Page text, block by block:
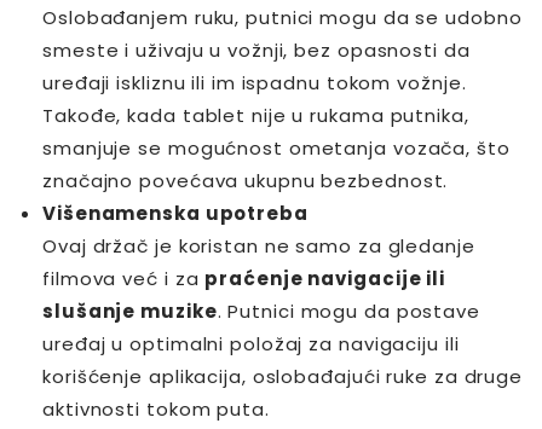
Oslobađanjem ruku, putnici mogu da se udobno
smeste i uživaju u vožnji, bez opasnosti da
uređaji iskliznu ili im ispadnu tokom vožnje.
Takođe, kada tablet nije u rukama putnika,
smanjuje se mogućnost ometanja vozača, što
značajno povećava ukupnu bezbednost.
Višenamenska upotreba
Ovaj držač je koristan ne samo za gledanje
filmova već i za praćenje navigacije ili
slušanje muzike. Putnici mogu da postave
uređaj u optimalni položaj za navigaciju ili
korišćenje aplikacija, oslobađajući ruke za druge
aktivnosti tokom puta.